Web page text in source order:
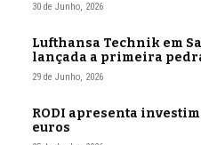
30 de Junho, 2026
Lufthansa Technik em
lançada a primeira
29 de Junho, 2026
RODI apresenta
euros